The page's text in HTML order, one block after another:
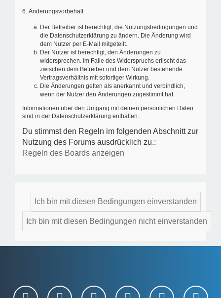
6. Änderungsvorbehalt
Der Betreiber ist berechtigt, die Nutzungsbedingungen und
die Datenschutzerklärung zu ändern. Die Änderung wird
dem Nutzer per E-Mail mitgeteilt.
Der Nutzer ist berechtigt, den Änderungen zu
widersprechen. Im Falle des Widerspruchs erlischt das
zwischen dem Betreiber und dem Nutzer bestehende
Vertragsverhältnis mit sofortiger Wirkung.
Die Änderungen gelten als anerkannt und verbindlich,
wenn der Nutzer den Änderungen zugestimmt hat.
Informationen über den Umgang mit deinen persönlichen Daten
sind in der Datenschutzerklärung enthalten.
Du stimmst den Regeln im folgenden Abschnitt zur
Nutzung des Forums ausdrücklich zu.:
Regeln des Boards anzeigen